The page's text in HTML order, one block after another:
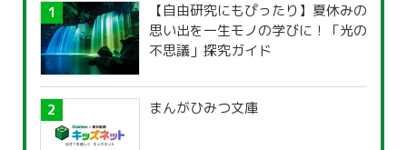
【自由研究にもぴったり】夏休みの
思い出を一生モノの学びに！「光の
不思議」探究ガイド
まんがひみつ文庫